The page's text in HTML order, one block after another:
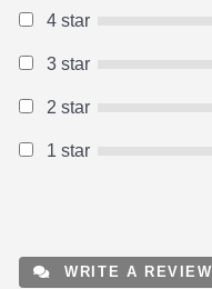
4 star
3 star
2 star
1 star
WRITE A REVIEW